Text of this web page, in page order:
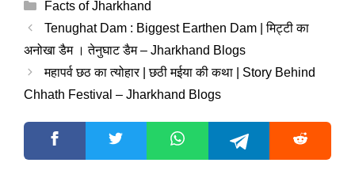
Categories
Facts of Jharkhand
Tenughat Dam : Biggest Earthen Dam | मिट्टी का
अनोखा डैम । तेनुघाट डैम – Jharkhand Blogs
महापर्व छठ का त्योहार | छठी मईया की कथा | Story Behind
Chhath Festival – Jharkhand Blogs